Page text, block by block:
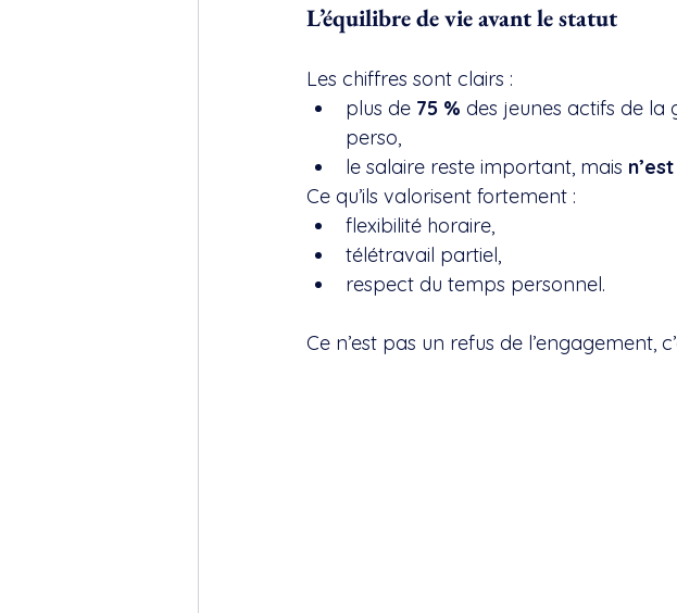
L’équilibre de vie avant le statut
Les chiffres sont clairs :
plus de 75 % des jeunes actifs de la
perso,
le salaire reste important, mais
Ce qu’ils valorisent fortement :
flexibilité horaire,
télétravail partiel,
respect du temps personnel.
Ce n’est pas un refus de l’engagement,